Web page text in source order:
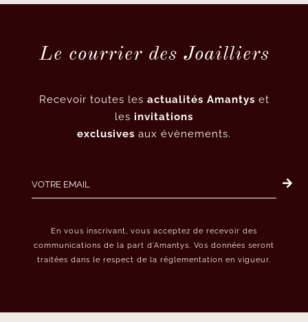
Le courrier des Joailliers
Recevoir toutes les actualités Amantys et
les invitations
exclusives aux évènements.
En vous inscrivant, vous acceptez de recevoir des
communications de la part d’Amantys. Vos données seront
traitées dans le respect de la réglementation en vigueur.